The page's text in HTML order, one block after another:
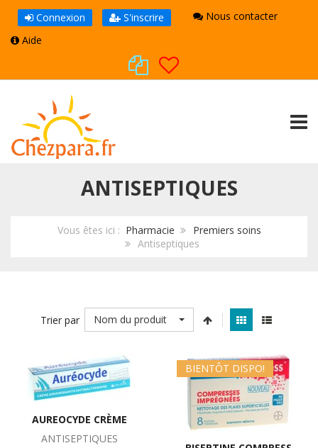
Connexion S'inscrire
Nous contacter
Aide
ANTISEPTIQUES
Vous êtes ici : Pharmacie
Premiers soins
Antiseptiques
Trier par Nom du produit
AUREOCYDE CRÈME
ANTISEPTIQUES
BIENTÔT DISPO!